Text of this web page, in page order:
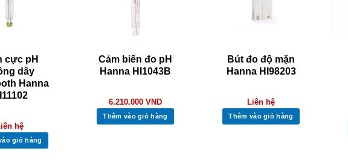
cực pH
dây
Hanna
hệ
giỏ hàng
Cảm biến đo pH
Hanna HI1043B
6.210.000 VND
Thêm vào giỏ hàng
Bút đo độ mặn
Hanna HI98203
Liên hệ
Thêm vào giỏ hàng